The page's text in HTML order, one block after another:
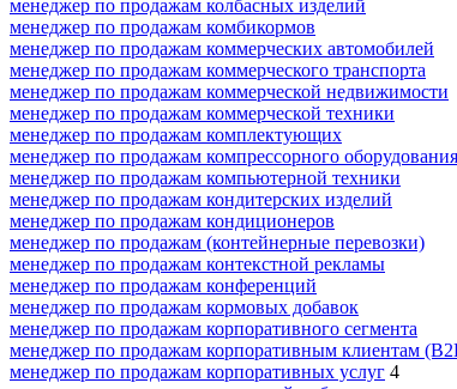
менеджер по продажам колбасных изделий
менеджер по продажам комбикормов
менеджер по продажам коммерческих автомобилей
менеджер по продажам коммерческого транспорта
менеджер по продажам коммерческой недвижимости
менеджер по продажам коммерческой техники
менеджер по продажам комплектующих
менеджер по продажам компрессорного оборудования
менеджер по продажам компьютерной техники
менеджер по продажам кондитерских изделий
менеджер по продажам кондиционеров
менеджер по продажам (контейнерные перевозки)
менеджер по продажам контекстной рекламы
менеджер по продажам конференций
менеджер по продажам кормовых добавок
менеджер по продажам корпоративного сегмента
менеджер по продажам корпоративным клиентам
менеджер по продажам корпоративных услуг 4